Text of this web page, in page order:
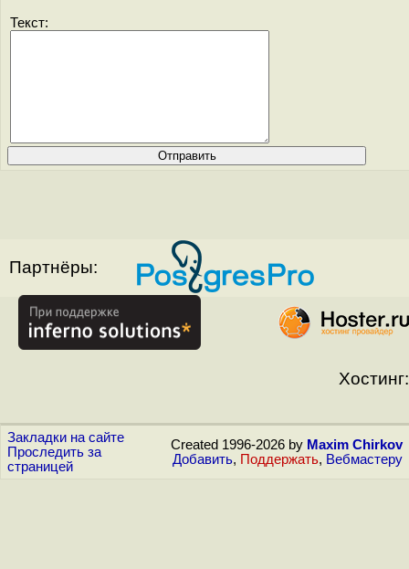
Текст:
Партнёры:
Хостинг:
Закладки на сайте
Проследить за
страницей
Created 1996-2026 by Maxim Chirkov
Добавить, Поддержать, Вебмастеру